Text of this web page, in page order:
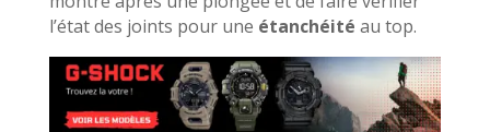
l’état des joints pour une étanchéité au top.